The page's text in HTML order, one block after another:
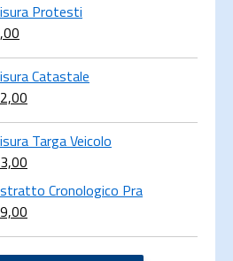
Protesti
Catastale
Targa Veicolo
Cronologico Pra